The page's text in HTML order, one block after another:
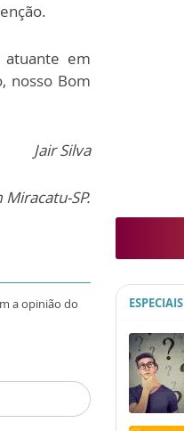
atuante em
nosso Bom
Jair Silva
SP.
a opinião do
ESPECIAIS